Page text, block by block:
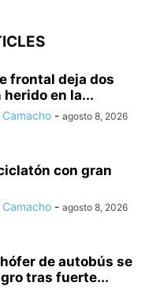
frontal deja dos
en la...
Camacho - agosto 8, 2026
con gran
Camacho - agosto 8, 2026
de autobús se
tras fuerte...